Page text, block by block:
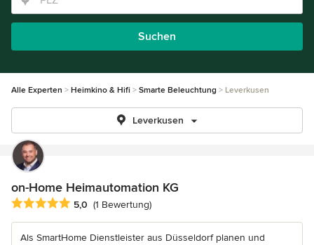
Suchen
Alle Experten Heimkino & Hifi Smarte Beleuchtung Leverkusen
Leverkusen
on-Home Heimautomation KG
Durchschnittliche Bewertung: 5 von 5 Sternen
5,0 (1 Bewertung)
Als SmartHome Dienstleister aus Düsseldorf planen und